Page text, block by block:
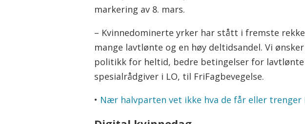
markering av 8. mars.
– Kvinnedominerte yrker har stått i fremste
mange lavtlønte og en høy deltidsandel. Vi
politikk for heltid, bedre betingelser for lavtlønte
spesialrådgiver i LO, til FriFagbevegelse.
• Nær halvparten vet ikke hva de får eller trenger